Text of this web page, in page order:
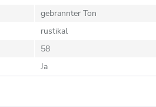
gebrannter Ton
rustikal
58
Ja